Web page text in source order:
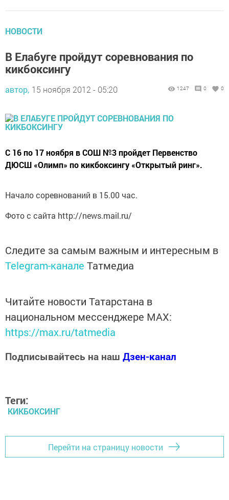
НОВОСТИ
В Елабуге пройдут соревнования по
кикбоксингу
автор, 15 ноября 2012 - 05:20 1247 0 0
С 16 по 17 ноября в СОШ №3 пройдет Первенство
ДЮСШ «Олимп» по кикбоксингу «Открытый ринг».
Начало соревнований в 15.00 час.
Фото с сайта http://news.mail.ru/
Следите за самым важным и интересным в
Telegram-канале Татмедиа
Читайте новости Татарстана в
национальном мессенджере MАХ:
https://max.ru/tatmedia
Подписывайтесь на наш Дзен-канал
Теги:
КИКБОКСИНГ
Перейти на страницу новости